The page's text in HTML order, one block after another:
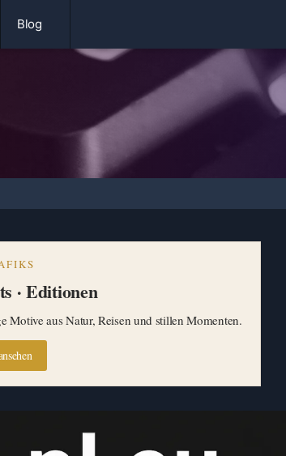
Blog
· Editionen
Motive aus Natur, Reisen und stillen Momenten.